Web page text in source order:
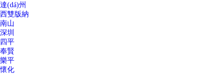
達(dá)州
西雙版納
南山
深圳
四平
奉賢
樂平
懷化